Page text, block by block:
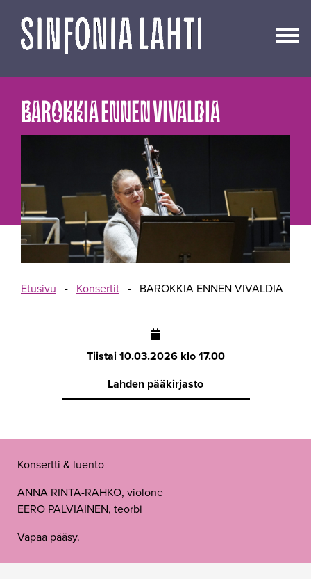
sisältöön
BAROKKIA ENNEN VIVALDIA
Etusivu - Konsertit - BAROKKIA ENNEN VIVALDIA
Tiistai10.03.2026 klo 17.00
Lahden pääkirjasto
Konsertti & luento
ANNA RINTA-RAHKO, violone
EERO PALVIAINEN, teorbi
Vapaa pääsy.